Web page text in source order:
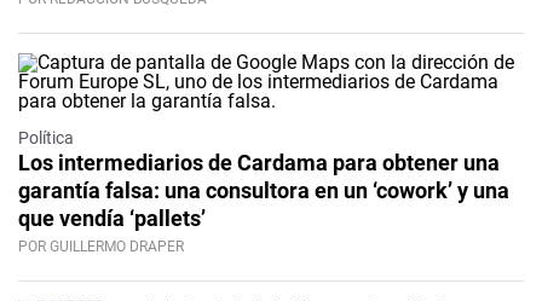
Política
Los intermediarios de Cardama para obtener una
garantía falsa: una consultora en un ‘cowork’ y una
que vendía ‘pallets’
POR GUILLERMO DRAPER